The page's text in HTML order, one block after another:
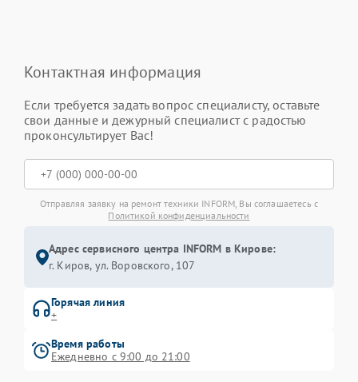
Контактная информация
Если требуется задать вопрос специалисту, оставьте
свои данные и дежурный специалист с радостью
проконсультирует Вас!
Отправляя заявку на ремонт техники INFORM, Вы соглашаетесь с
Политикой конфиденциальности
Адрес сервисного центра INFORM в Кирове:
г. Киров, ул. Воровского, 107
Горячая линия
+
Время работы
Ежедневно с 9:00 до 21:00